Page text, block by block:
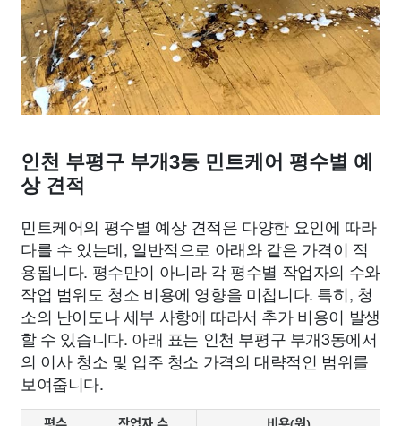
인천 부평구 부개3동 민트케어 평수별 예
상 견적
민트케어의 평수별 예상 견적은 다양한 요인에 따라
다를 수 있는데, 일반적으로 아래와 같은 가격이 적
용됩니다. 평수만이 아니라 각 평수별 작업자의 수와
작업 범위도 청소 비용에 영향을 미칩니다. 특히, 청
소의 난이도나 세부 사항에 따라서 추가 비용이 발생
할 수 있습니다. 아래 표는 인천 부평구 부개3동에서
의 이사 청소 및 입주 청소 가격의 대략적인 범위를
보여줍니다.